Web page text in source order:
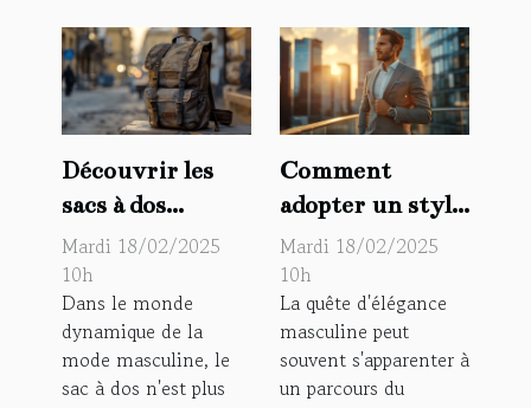
Découvrir les
sacs à dos
tendance pour
homme :
l'accessoire
indispensable de
la saison
Mardi 18/02/2025
10h
Dans le monde
dynamique de la
mode masculine, le
sac à dos n'est plus
Comment
adopter un style
chic pour
homme : Guide
de mode
Mardi 18/02/2025
10h
La quête d'élégance
masculine peut
souvent s'apparenter à
un parcours du